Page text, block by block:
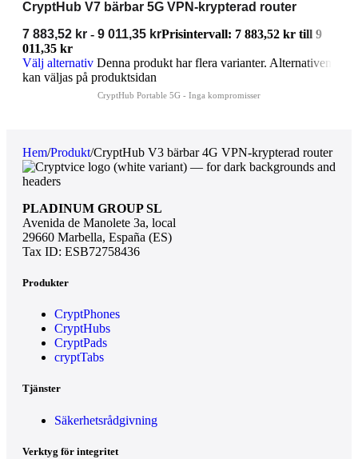
CryptHub V7 bärbar 5G VPN-krypterad router
7 883,52 kr - 9 011,35 krPrisintervall: 7 883,52 kr till 9
011,35 kr
Välj alternativ Denna produkt har flera varianter. Alternativen
kan väljas på produktsidan
Hem/Produkt/CryptHub V3 bärbar 4G VPN-krypterad router
PLADINUM GROUP SL
Avenida de Manolete 3a, local
29660 Marbella, España (ES)
Tax ID: ESB72758436
Produkter
CryptPhones
CryptHubs
CryptPads
cryptTabs
Tjänster
Säkerhetsrådgivning
Verktyg för integritet